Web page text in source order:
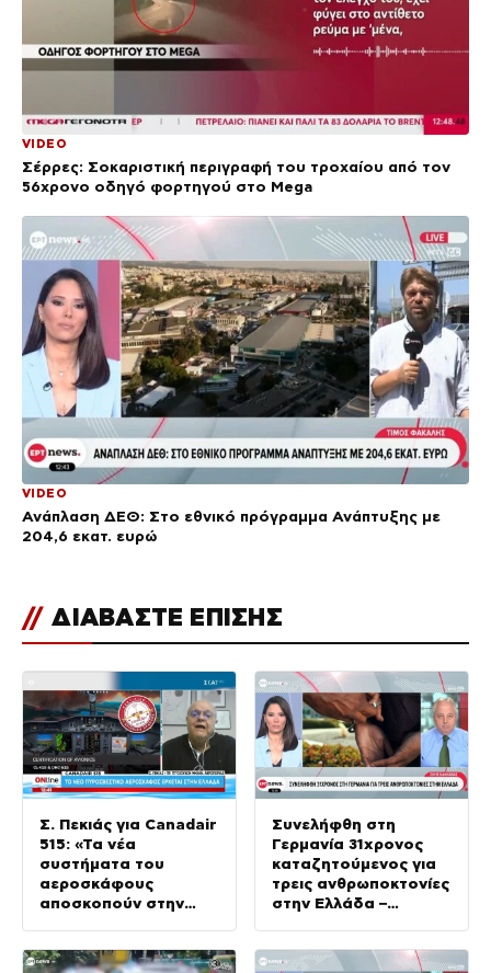
VIDEO
Σέρρες: Σοκαριστική περιγραφή του τροχαίου από τον
56χρονο οδηγό φορτηγού στο Mega
VIDEO
Ανάπλαση ΔΕΘ: Στο εθνικό πρόγραμμα Ανάπτυξης με
204,6 εκατ. ευρώ
// ΔΙΑΒΑΣΤΕ ΕΠΙΣΗΣ
Σ. Πεκιάς για Canadair
515: «Τα νέα
συστήματα του
αεροσκάφους
αποσκοπούν στην
Συνελήφθη στη
Γερμανία 31χρονος
καταζητούμενος για
τρεις ανθρωποκτονίες
στην Ελλάδα –
μαφία